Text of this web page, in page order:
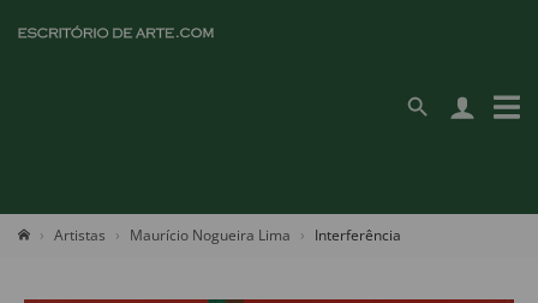
Artistas Maurício Nogueira Lima Interferência